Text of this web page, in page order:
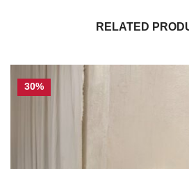
RELATED
30%